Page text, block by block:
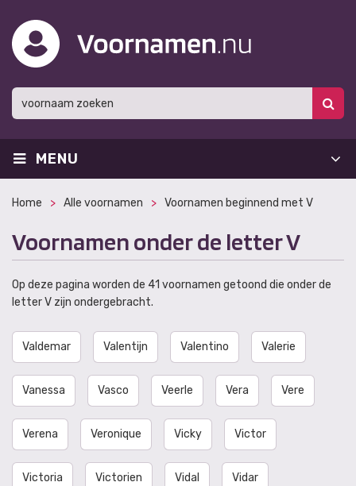
MENU
Home Alle voornamen Voornamen beginnend met V
Voornamen onder de letter V
Op deze pagina worden de 41 voornamen getoond die onder de
letter V zijn ondergebracht.
Valdemar Valentijn Valentino Valerie
Vanessa Vasco Veerle Vera Vere
Verena Veronique Vicky Victor
Victoria Victorien Vidal Vidar